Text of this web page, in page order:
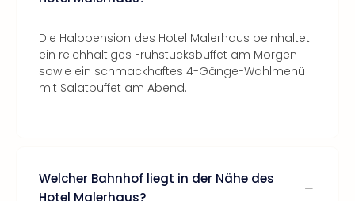
Die Halbpension des Hotel Malerhaus beinhaltet
ein reichhaltiges Frühstücksbuffet am Morgen
sowie ein schmackhaftes 4-Gänge-Wahlmenü
mit Salatbuffet am Abend.
Welcher Bahnhof liegt in der Nähe des
Hotel Malerhaus?